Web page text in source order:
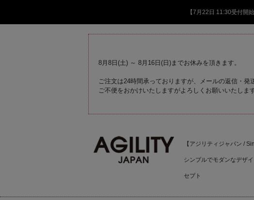
【7月22日 11:30受付開
8月8日(土) ～ 8月16日(日)までお休みを頂きます。
ご注文は24時間承っておりますが、メールの返信・発
ご不便をおかけいたしますがよろしくお願いいたします
【アジリティジャパン /
シンプルでモダンなデザ
セプト